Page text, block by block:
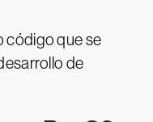
código que se
de